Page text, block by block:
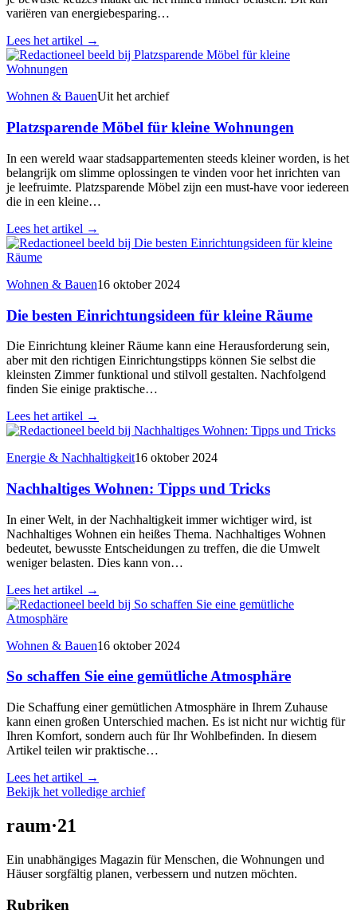
variëren van energiebesparing…
Lees het artikel →
Wohnen & BauenUit het archief
Platzsparende Möbel für kleine Wohnungen
In een wereld waar stadsappartementen steeds kleiner worden, is het
belangrijk om slimme oplossingen te vinden voor het inrichten van
je leefruimte. Platzsparende Möbel zijn een must-have voor iedereen
die in een kleine…
Lees het artikel →
Wohnen & Bauen16 oktober 2024
Die besten Einrichtungsideen für kleine Räume
Die Einrichtung kleiner Räume kann eine Herausforderung sein,
aber mit den richtigen Einrichtungstipps können Sie selbst die
kleinsten Zimmer funktional und stilvoll gestalten. Nachfolgend
finden Sie einige praktische…
Lees het artikel →
Energie & Nachhaltigkeit16 oktober 2024
Nachhaltiges Wohnen: Tipps und Tricks
In einer Welt, in der Nachhaltigkeit immer wichtiger wird, ist
Nachhaltiges Wohnen ein heißes Thema. Nachhaltiges Wohnen
bedeutet, bewusste Entscheidungen zu treffen, die die Umwelt
weniger belasten. Dies kann von…
Lees het artikel →
Wohnen & Bauen16 oktober 2024
So schaffen Sie eine gemütliche Atmosphäre
Die Schaffung einer gemütlichen Atmosphäre in Ihrem Zuhause
kann einen großen Unterschied machen. Es ist nicht nur wichtig für
Ihren Komfort, sondern auch für Ihr Wohlbefinden. In diesem
Artikel teilen wir praktische…
Lees het artikel →
Bekijk het volledige archief
raum·21
Ein unabhängiges Magazin für Menschen, die Wohnungen und
Häuser sorgfältig planen, verbessern und nutzen möchten.
Rubriken